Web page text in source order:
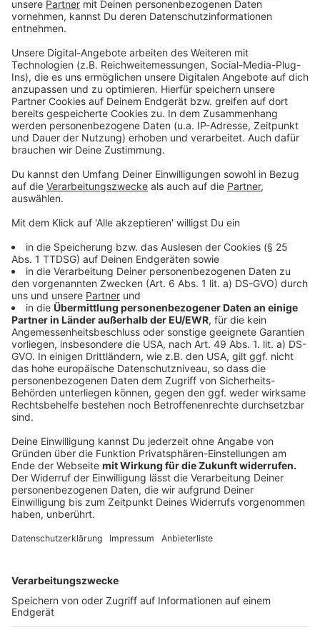
es kostenlos zum Abholen in den fünf Polizeiwachen in
unserer Stadt und bei ANTENNE MÜNSTER.
Aufmerksamkeit und Sicherheit – ob auf dem
Schulweg, vor Kindergärten, in einer Spielstraße oder
auf dem Weg zum Sportverein.
Wir möchten die Autofahrerinnen und Autofahrer
aus ihrer Gedankenlosigkeit holen,
so ANTENNE MÜNSTER-Chefredakteur Stefan
Nottmeier:
Manchmal hat man andere Dinge im Kopf und
passt deswegen nicht richtig auf.
Anzeige
Hier gibt es die "Achtung Kids"-Schilder
Anzeige
bei uns im Sender oder in einer der fünf Polizeiwachen
in Münster:
ANTENNE MÜNSTER, Nevinghoff 14/16,
zwischen 10 und 18 Uhr
Polizeiwache Innenstadt, Alter Steinweg 44/45
Polizeiwache Hiltrup, Patronatsstraße 18
Autobahnpolizeiwache, Hammer Straße 234